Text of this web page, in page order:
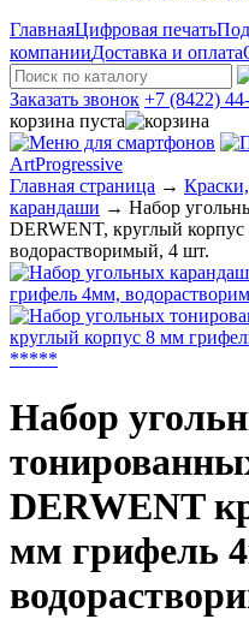
ГлавнаяЦифровая печать
компанииДоставка и оплата
Заказать звонок +7 (8422)
корзина пуста
ArtProgressive
Главная страница →
карандаши → Набор
DERWENT, круглый
водорастворимый, 4 шт.
*****
Набор
DERWENT
мм грифель